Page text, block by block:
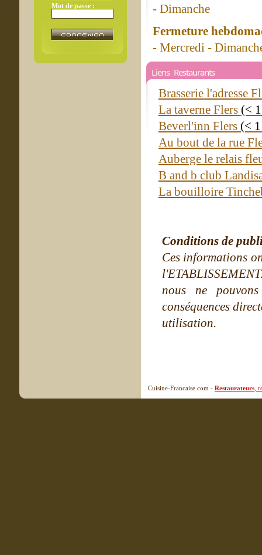
Mot de passe :
- Dimanche
Fermeture
- Mercredi -
Liens Restaurants
Brasserie l'adresse
La taverne Flers (<
Beverl'inn Flers (<
Au bout de la rue
Auberge le relais
B and b club
La bouilloire
Conditions de
Ces informations
nous ne
conséquences
utilisation.
Cuisine-Francaise.com - Restaurateurs ,